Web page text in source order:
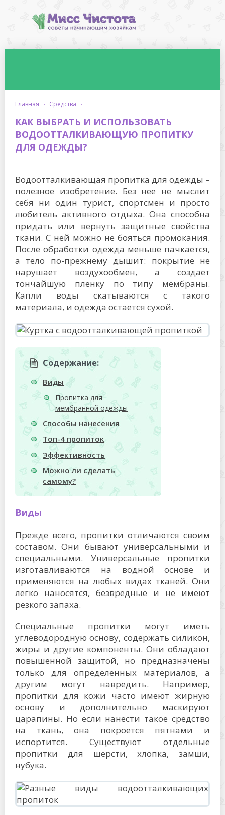
главная · средства ·
КАК ВЫБРАТЬ И ИСПОЛЬЗОВАТЬ
ВОДООТТАЛКИВАЮЩУЮ ПРОПИТКУ
ДЛЯ ОДЕЖДЫ?
Водоотталкивающая пропитка для одежды –
полезное изобретение. Без нее не мыслит
себя ни один турист, спортсмен и просто
любитель активного отдыха. Она способна
придать или вернуть защитные свойства
ткани. С ней можно не бояться промокания.
После обработки одежда меньше пачкается,
а тело по-прежнему дышит: покрытие не
нарушает воздухообмен, а создает
тончайшую пленку по типу мембраны.
Капли воды скатываются с такого
материала, и одежда остается сухой.
Содержание:
Виды
Пропитка для
мембранной одежды
Способы нанесения
Топ-4 пропиток
Эффективность
Можно ли сделать
самому?
Виды
Прежде всего, пропитки отличаются своим
составом. Они бывают универсальными и
специальными. Универсальные пропитки
изготавливаются на водной основе и
применяются на любых видах тканей. Они
легко наносятся, безвредные и не имеют
резкого запаха.
Специальные пропитки могут иметь
углеводородную основу, содержать силикон,
жиры и другие компоненты. Они обладают
повышенной защитой, но предназначены
только для определенных материалов, а
другим могут навредить. Например,
пропитки для кожи часто имеют жирную
основу и дополнительно маскируют
царапины. Но если нанести такое средство
на ткань, она покроется пятнами и
испортится. Существуют отдельные
пропитки для шерсти, хлопка, замши,
нубука.